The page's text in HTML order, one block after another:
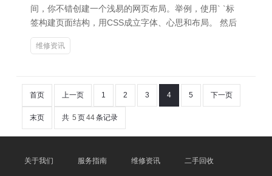
间，你不错创建一个浅易的网页布局。举例，使用` `标
签构建页面结构，用CSS成立字体、心思和布局。 然后
维修资讯
首页 上一页 1 2 3 4 5 下一页
末页 共 5 页44条记录
关于我们 服务指南 维修资讯 二手回收